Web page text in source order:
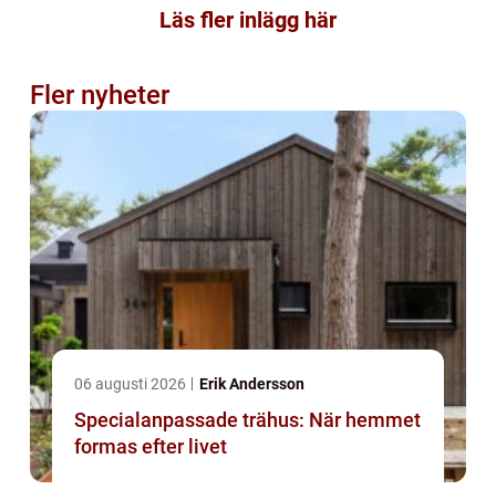
Läs fler inlägg här
Fler nyheter
06 augusti 2026 Erik Andersson
Specialanpassade trähus: När hemmet
formas efter livet